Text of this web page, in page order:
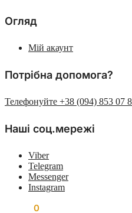
Огляд
Мій акаунт
Потрібна допомога?
Телефонуйте +38 (094) 853 07
Наші соц.мережі
Viber
Telegram
Messenger
Instagram
0